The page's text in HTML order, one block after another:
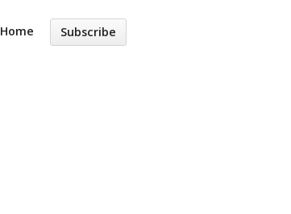
Home Subscribe